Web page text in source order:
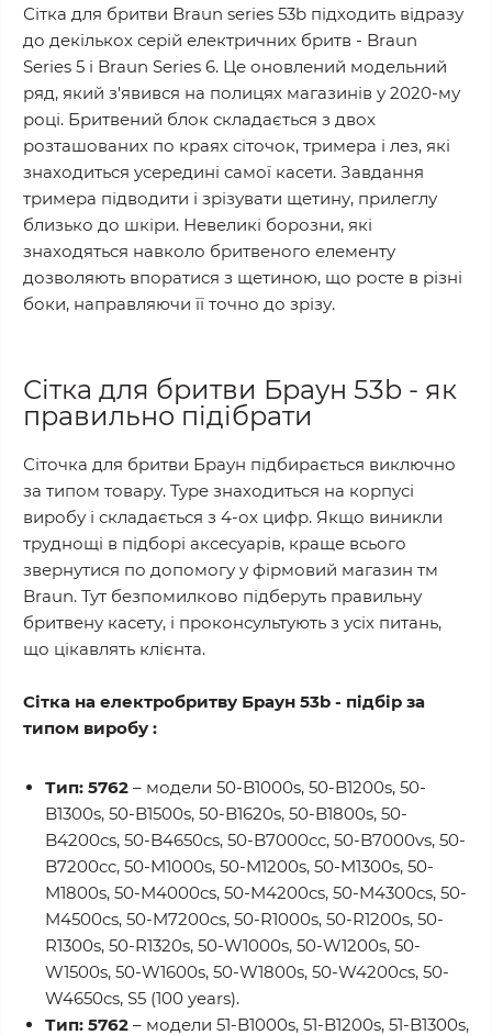
Сітка для бритви Braun series 53b підходить відразу
до декількох серій електричних бритв - Braun
Series 5 і Braun Series 6. Це оновлений модельний
ряд, який з'явився на полицях магазинів у 2020-му
році. Бритвений блок складається з двох
розташованих по краях сіточок, тримера і лез, які
знаходиться усередині самої касети. Завдання
тримера підводити і зрізувати щетину, прилеглу
близько до шкіри. Невеликі борозни, які
знаходяться навколо бритвеного елементу
дозволяють впоратися з щетиною, що росте в різні
боки, направляючи її точно до зрізу.
Сітка для бритви Браун 53b - як
правильно підібрати
Сіточка для бритви Браун підбирається виключно
за типом товару. Type знаходиться на корпусі
виробу і складається з 4-ох цифр. Якщо виникли
труднощі в підборі аксесуарів, краще всього
звернутися по допомогу у фірмовий магазин тм
Braun. Тут безпомилково підберуть правильну
бритвену касету, і проконсультують з усіх питань,
що цікавлять клієнта.
Сітка на електробритву Браун 53b - підбір за
типом виробу :
Тип: 5762 – модели 50-B1000s, 50-B1200s, 50-
B1300s, 50-B1500s, 50-B1620s, 50-B1800s, 50-
B4200cs, 50-B4650cs, 50-B7000cc, 50-B7000vs, 50-
B7200cc, 50-M1000s, 50-M1200s, 50-M1300s, 50-
M1800s, 50-M4000cs, 50-M4200cs, 50-M4300cs, 50-
M4500cs, 50-M7200cs, 50-R1000s, 50-R1200s, 50-
R1300s, 50-R1320s, 50-W1000s, 50-W1200s, 50-
W1500s, 50-W1600s, 50-W1800s, 50-W4200cs, 50-
W4650cs, S5 (100 years).
Тип: 5762 – модели 51-B1000s, 51-B1200s, 51-B1300s,